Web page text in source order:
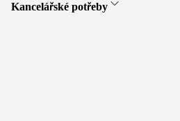
Kancelářské potřeby